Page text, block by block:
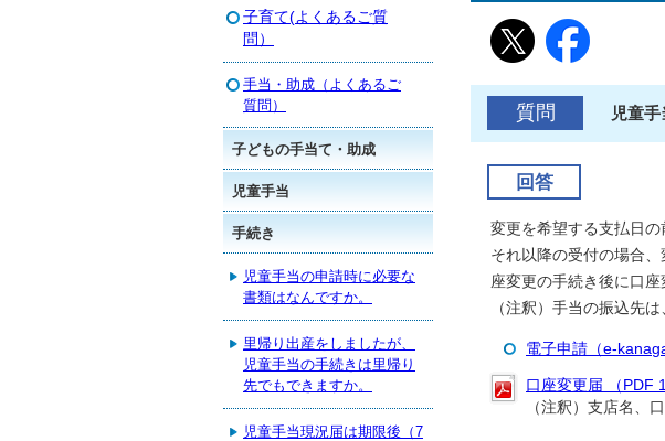
質問 児童
回答
変更を希望する支払日
それ以降の受付の場合
座変更の手続き後に口
（注釈）手当の振込先
電子申請（e-
口座変更届 （PDF
（注釈）支店名、
子育て(よくあるご質
問）
手当・助成（よくあるご
質問）
子どもの手当て・助成
児童手当
手続き
児童手当の申請時に必要な
書類はなんですか。
里帰り出産をしましたが、
児童手当の手続きは里帰り
先でもできますか。
児童手当現況届は期限後（7